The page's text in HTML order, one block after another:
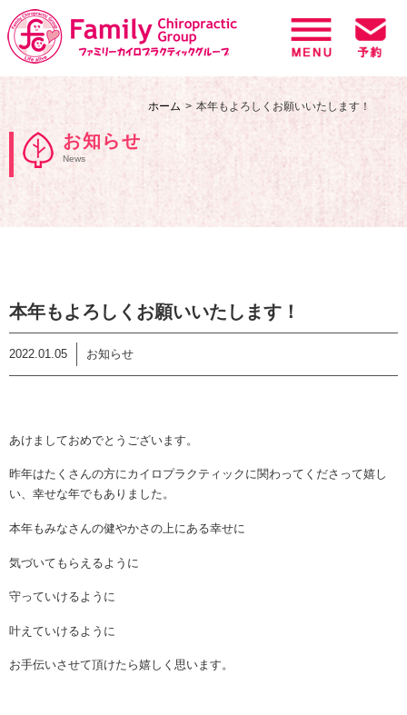
ホーム 本年もよろしくお願いいたします！
お知らせ
News
本年もよろしくお願いいたします！
2022.01.05 お知らせ
あけましておめでとうございます。
昨年はたくさんの方にカイロプラクティックに関わってくださって嬉し
い、幸せな年でもありました。
本年もみなさんの健やかさの上にある幸せに
気づいてもらえるように
守っていけるように
叶えていけるように
お手伝いさせて頂けたら嬉しく思います。